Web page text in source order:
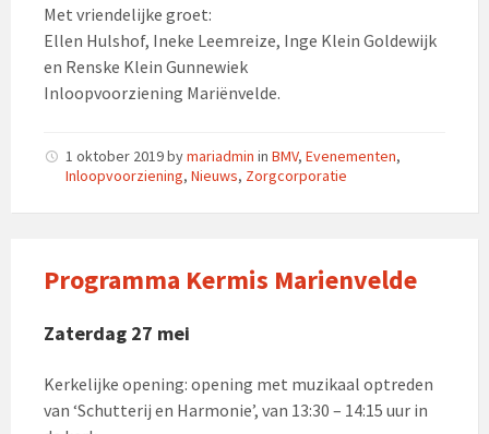
Met vriendelijke groet:
Ellen Hulshof, Ineke Leemreize, Inge Klein Goldewijk
en Renske Klein Gunnewiek
Inloopvoorziening Mariënvelde.
1 oktober 2019bymariadmin in BMV, Evenementen,
Inloopvoorziening, Nieuws, Zorgcorporatie
Programma Kermis Marienvelde
Zaterdag 27 mei
Kerkelijke opening: opening met muzikaal optreden
van ‘Schutterij en Harmonie’, van 13:30 – 14:15 uur in